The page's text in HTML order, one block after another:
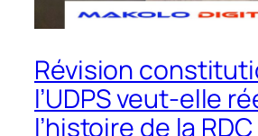
Révision
l’UDPS veut-elle
l’histoire de la RDC